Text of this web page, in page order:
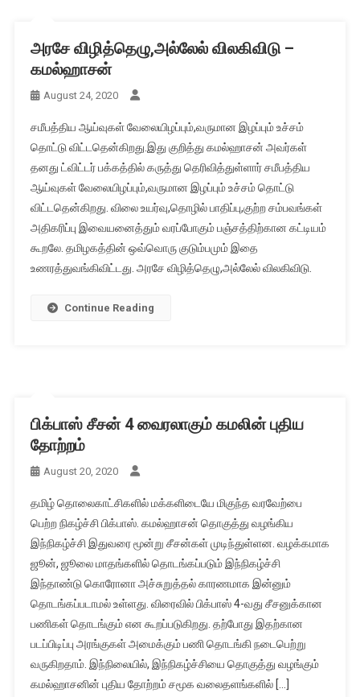
அரசே விழித்தெழு,அல்லேல் விலகிவிடு –
கமல்ஹாசன்
August 24, 2020
சமீபத்திய ஆய்வுகள் வேலையிழப்பும்,வருமான இழப்பும் உச்சம்
தொட்டு விட்டதென்கிறது.இது குறித்து கமல்ஹாசன் அவர்கள்
தனது ட்விட்டர் பக்கத்தில் கருத்து தெரிவித்துள்ளார் சமீபத்திய
ஆய்வுகள் வேலையிழப்பும்,வருமான இழப்பும் உச்சம் தொட்டு
விட்டதென்கிறது. விலை உயர்வு,தொழில் பாதிப்பு,குற்ற சம்பவங்கள்
அதிகரிப்பு இவையனைத்தும் வரப்போகும் பஞ்சத்திற்கான கட்டியம்
கூறலே. தமிழகத்தின் ஒவ்வொரு குடும்பமும் இதை
உணரத்துவங்கிவிட்டது. அரசே விழித்தெழு,அல்லேல் விலகிவிடு.
Continue Reading
பிக்பாஸ் சீசன் 4 வைரலாகும் கமலின் புதிய
தோற்றம்
August 20, 2020
தமிழ் தொலைகாட்சிகளில் மக்களிடையே மிகுந்த வரவேற்பை
பெற்ற நிகழ்ச்சி பிக்பாஸ். கமல்ஹாசன் தொகுத்து வழங்கிய
இந்நிகழ்ச்சி இதுவரை மூன்று சீசன்கள் முடிந்துள்ளன. வழக்கமாக
ஜூன், ஜூலை மாதங்களில் தொடங்கப்படும் இந்நிகழ்ச்சி
இந்தாண்டு கொரோனா அச்சுறுத்தல் காரணமாக இன்னும்
தொடங்கப்படாமல் உள்ளது. விரைவில் பிக்பாஸ் 4-வது சீசனுக்கான
பணிகள் தொடங்கும் என கூறப்படுகிறது. தற்போது இதற்கான
படப்பிடிப்பு அரங்குகள் அமைக்கும் பணி தொடங்கி நடைபெற்று
வருகிறதாம். இந்நிலையில், இந்நிகழ்ச்சியை தொகுத்து வழங்கும்
கமல்ஹாசனின் புதிய தோற்றம் சமூக வலைதளங்களில் […]